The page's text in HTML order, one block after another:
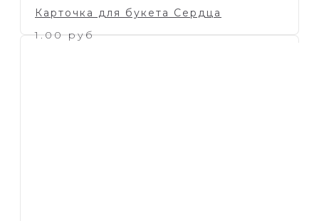
Карточка для букета Сердца
1.00 руб